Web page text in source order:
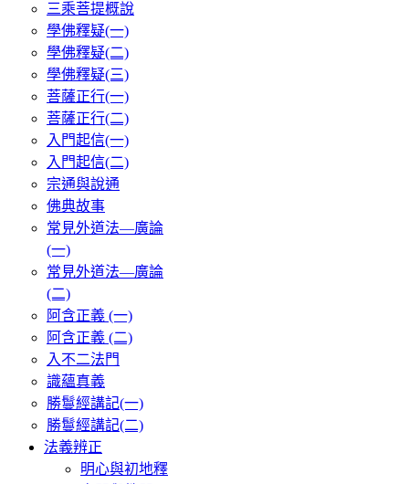
三乘菩提概說
學佛釋疑(一)
學佛釋疑(二)
學佛釋疑(三)
菩薩正行(一)
菩薩正行(二)
入門起信(一)
入門起信(二)
宗通與說通
佛典故事
常見外道法—廣論
(一)
常見外道法—廣論
(二)
阿含正義 (一)
阿含正義 (二)
入不二法門
識蘊真義
勝鬘經講記(一)
勝鬘經講記(二)
法義辨正
明心與初地釋